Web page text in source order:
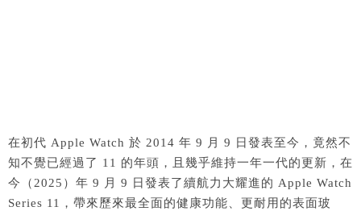
在初代 Apple Watch 於 2014 年 9 月 9 日發表至今，竟然不
知不覺已經過了 11 的年頭，且幾乎維持一年一代的更新，在
今（2025）年 9 月 9 日發表了續航力大耀進的 Apple Watch
Series 11，帶來歷來最全面的健康功能、更耐用的表面玻